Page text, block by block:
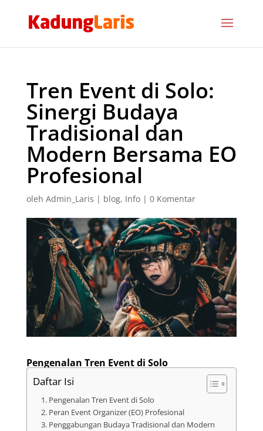
Tren Event di Solo:
Sinergi Budaya
Tradisional dan
Modern Bersama EO
Profesional
oleh Admin_Laris | blog, Info| 0 Komentar
Pengenalan Tren Event di Solo
Daftar Isi
Pengenalan Tren Event di Solo
Peran Event Organizer (EO) Profesional
Penggabungan Budaya Tradisional dan Modern